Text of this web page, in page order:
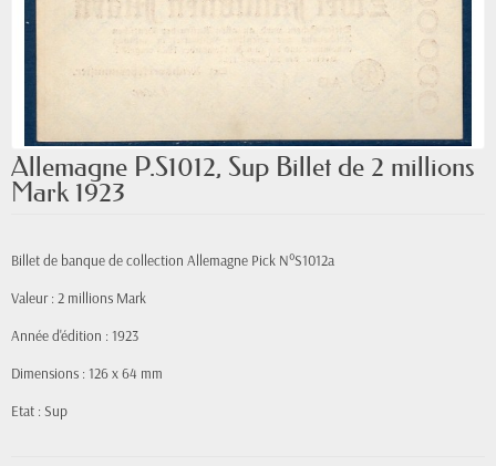
Allemagne P.S1012, Sup Billet de 2 millions
Mark 1923
Billet de banque de collection Allemagne Pick N°S1012a
Valeur : 2 millions Mark
Année d'édition : 1923
Dimensions : 126 x 64 mm
Etat : Sup